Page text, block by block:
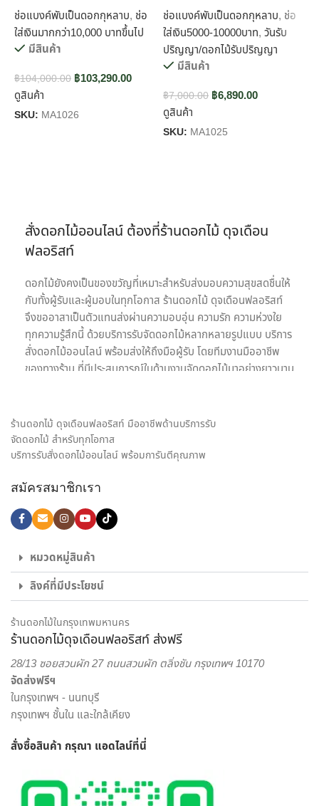
ช่อแบงค์พับเป็นดอกกุหลาบ, ช่อ
ใส่เงินมากกว่า10,000 บาทขึ้นไป
มีสินค้า
฿104,000.00 ฿103,290.00
ดูสินค้า
SKU: MA1026
ช่อแบงค์พับเป็นดอกกุหลาบ, ช่อ
ใส่เงิน5000-10000บาท, วันรับ
ปริญญา/ดอกไม้รับปริญญา
มีสินค้า
฿7,000.00 ฿6,890.00
ดูสินค้า
SKU: MA1025
สั่งดอกไม้ออนไลน์ ต้องที่ร้านดอกไม้ ดุจเดือน
ฟลอริสท์
ดอกไม้ยังคงเป็นของขวัญที่เหมาะสำหรับส่งมอบความสุขสดชื่นให้
กับทั้งผู้รับและผู้มอบในทุกโอกาส ร้านดอกไม้ ดุจเดือนฟลอริสท์
จึงขออาสาเป็นตัวแทนส่งผ่านความอบอุ่น ความรัก ความห่วงใย
ทุกความรู้สึกนี้ ด้วยบริการรับจัดดอกไม้หลากหลายรูปแบบ บริการ
สั่งดอกไม้ออนไลน์ พร้อมส่งให้ถึงมือผู้รับ โดยทีมงานมืออาชีพ
ของทางร้าน ที่มีประสบการณ์ในด้านงานจัดดอกไม้มาอย่างยาวนาน
เรา คือ การเป็นสื่อกลางของทุกความรู้สึก พร้อมสร้างความประทับ
ใจให้กับทั้งผู้รับและผู้มอบดอกไม้ เราจึงมุ่งมั่นใส่ใจทุกรายละเอียด
ในงานจัดดอกไม้ ให้ได้ผลงานออกมาตรงตามความต้องการของ
ช่อดอกไม้รับปริญญา ช่อดอกไม้อวยพรวันเกิด, กระเช้าดอกไม้
แสดงความยินดี และดอกไม้ของขวัญอีกหลายรูปแบบ ก็มั่นใจ
เลือก สั่งดอกไม้ออนไลน์ กับ ร้านดอกไม้ ของเราได้เลย
ไม่ใช่แค่เพียงความความพิถีพิถันในงานรับจัดดอกไม้ เพื่อให้ทุกผล
งานออกมาสวยงามเท่านั้น แต่เรายังใส่ใจในด้านบริการส่งดอกไม้
และส่งของขวัญอีกด้วย พนักงานส่งสินค้าของจากร้านของเรา
เป็นผู้ที่มีความเชี่ยวชาญด้านดอกไม้เป็นพิเศษ สามารถดูแลรักษา
สินค้าให้ถึงมือผู้รับได้อย่างสมบูรณ์ที่สุด เพราะเรา คือ ร้านดอกไม้
ออนไลน์ ที่เน้นให้บริการเพื่อตอบโจทย์ไลฟ์สไตล์ของคนยุคใหม่
สะดวกสบาย ครบครัน ครอบคลุมในแห่งเดียว
เราพร้อมรังสรรค์สินค้าตามความต้องการของคุณ โดยลูกค้า
สามารถเลือกสั่งดอกไม้และรูปแบบการจัดดอกไม้ได้อย่างเต็มที่
ทีมงานจาก ร้านดอกไม้ออนไลน์ ดุจเดือน ฟลอริสท์ ยินดีให้คำ
ปรึกษาแนะนำเรื่องการส่งของขวัญ ประเภทดอกไม้ เพื่อสร้างความ
ประทับใจให้กับผู้รับมากที่สุด ไม่ว่าจะเป็นโอกาสพิเศษ งานเทศกาล
ประสบการณ์ ต้องเลือกสั่งดอกไม้ออนไลน์ กับ “ดุจเดือน
ร้านดอกไม้ ดุจเดือนฟลอริสท์ มืออาชีพด้านบริการรับ
จัดดอกไม้ สำหรับทุกโอกาส
บริการรับสั่งดอกไม้ออนไลน์ พร้อมการันตีคุณภาพ
สมัครสมาชิกเรา
หมวดหมู่สินค้า
ลิงค์ที่มีประโยชน์
ร้านดอกไม้ในกรุงเทพมหานคร
ร้านดอกไม้ดุจเดือนฟลอริสท์ ส่งฟรี
28/13 ซอยสวนผัก 27 ถนนสวนผัก ตลิ่งชัน กรุงเทพฯ 10170
จัดส่งฟรีฯ
ในกรุงเทพฯ - นนทบุรี
กรุงเทพฯ ชั้นใน และใกล้เคียง
สั่งซื้อสินค้า กรุณา แอดไลน์ที่นี่